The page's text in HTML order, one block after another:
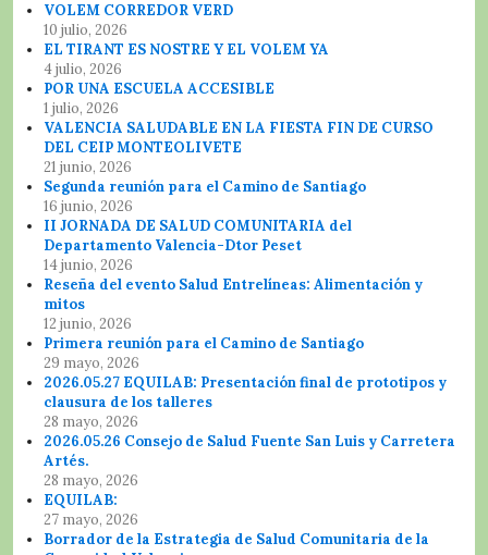
VOLEM CORREDOR VERD
10 julio, 2026
EL TIRANT ES NOSTRE Y EL VOLEM YA
4 julio, 2026
POR UNA ESCUELA ACCESIBLE
1 julio, 2026
VALENCIA SALUDABLE EN LA FIESTA FIN DE CURSO
DEL CEIP MONTEOLIVETE
21 junio, 2026
Segunda reunión para el Camino de Santiago
16 junio, 2026
II JORNADA DE SALUD COMUNITARIA del
Departamento Valencia-Dtor Peset
14 junio, 2026
Reseña del evento Salud Entrelíneas: Alimentación y
mitos
12 junio, 2026
Primera reunión para el Camino de Santiago
29 mayo, 2026
2026.05.27 EQUILAB: Presentación final de prototipos y
clausura de los talleres
28 mayo, 2026
2026.05.26 Consejo de Salud Fuente San Luis y Carretera
Artés.
28 mayo, 2026
EQUILAB:
27 mayo, 2026
Borrador de la Estrategia de Salud Comunitaria de la